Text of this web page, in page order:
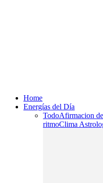
Home
Energías del Día
TodoAfirmacion
ritmoClima